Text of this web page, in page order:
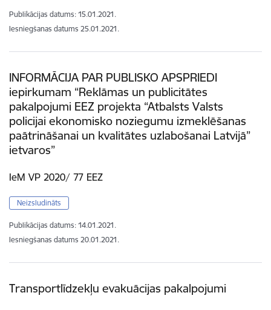
Publikācijas datums: 15.01.2021.
Iesniegšanas datums 25.01.2021.
INFORMĀCIJA PAR PUBLISKO APSPRIEDI
iepirkumam “Reklāmas un publicitātes
pakalpojumi EEZ projekta “Atbalsts Valsts
policijai ekonomisko noziegumu izmeklēšanas
paātrināšanai un kvalitātes uzlabošanai Latvijā”
ietvaros”
IeM VP 2020/ 77 EEZ
Neizsludināts
Publikācijas datums: 14.01.2021.
Iesniegšanas datums 20.01.2021.
Transportlīdzekļu evakuācijas pakalpojumi